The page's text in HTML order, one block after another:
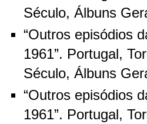
Século, Álbuns
“Outros episódios
1961”. Portugal,
Século, Álbuns
“Outros episódios
1961”. Portugal,